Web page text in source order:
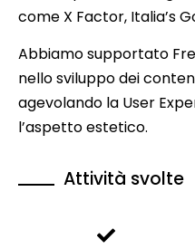
come X Factor, Italia’s
Abbiamo supportato
nello sviluppo dei
agevolando la User
l’aspetto estetico.
Attività svolte